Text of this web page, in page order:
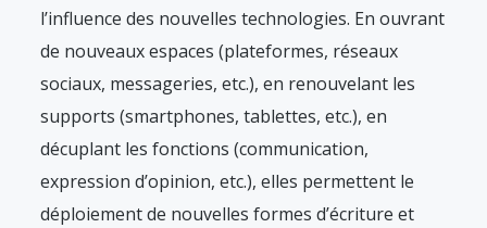
l’influence des nouvelles technologies. En ouvrant
de nouveaux espaces (plateformes, réseaux
sociaux, messageries, etc.), en renouvelant les
supports (smartphones, tablettes, etc.), en
décuplant les fonctions (communication,
expression d’opinion, etc.), elles permettent le
déploiement de nouvelles formes d’écriture et